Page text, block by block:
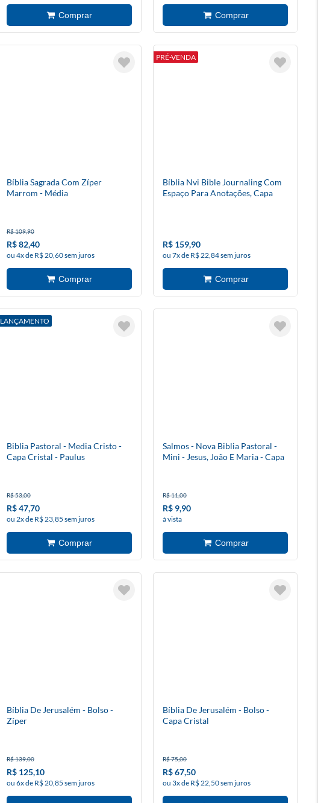
Bíblia Sagrada Com Zíper
Marrom - Média
R$ 109,90
R$ 82,40
ou 4x de R$ 20,60 sem juros
PRÉ-VENDA
Bíblia Nvi Bible Journaling Com
Espaço Para Anotações, Capa
R$ 159,90
ou 7x de R$ 22,84 sem juros
LANÇAMENTO
Biblia Pastoral - Media Cristo -
Capa Cristal - Paulus
R$ 53,00
R$ 47,70
ou 2x de R$ 23,85 sem juros
Salmos - Nova Biblia Pastoral -
Mini - Jesus, João E Maria - Capa
R$ 11,00
R$ 9,90
à vista
Bíblia De Jerusalém - Bolso -
Zíper
R$ 139,00
R$ 125,10
ou 6x de R$ 20,85 sem juros
Bíblia De Jerusalém - Bolso -
Capa Cristal
R$ 75,00
R$ 67,50
ou 3x de R$ 22,50 sem juros